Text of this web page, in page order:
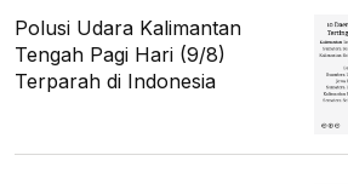
Polusi Udara Kalimantan
Tengah Pagi Hari (9/8)
Terparah di Indonesia